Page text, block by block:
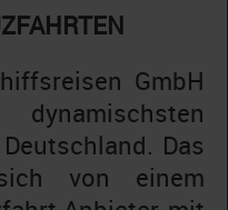
GmbH
Das
von einem